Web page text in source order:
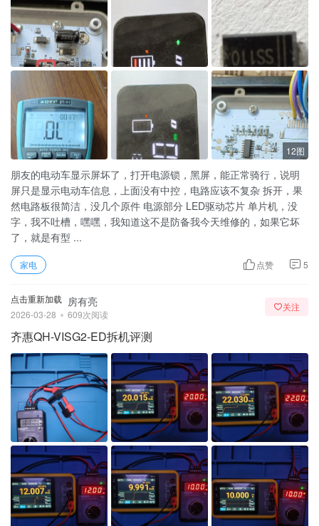
12图
朋友的电动车显示屏坏了，打开电源锁，黑屏，能正常骑行，说明
屏只是显示电动车信息，上面没有中控，电路应该不复杂 拆开，果
然电路板很简洁，没几个原件 电源部分 LED驱动芯片 单片机，没
字，我不吐槽，嘿嘿，我知道这不是防备我今天维修的，如果它坏
了，就是有型 ...
家电 点赞 5
点击重新加载 房有亮
2026-03-28 609次阅读
关注
齐惠QH-VISG2-ED拆机评测